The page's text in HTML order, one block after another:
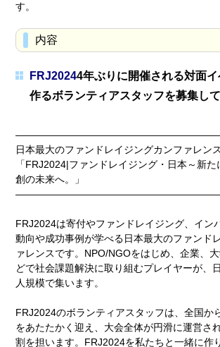
す。
内容
FRJ20244年ぶりに開催される対面
作るボランティアスタッフを募集し
日本最大のファンドレイジングカンファレンス
「FRJ2024|ファンドレイジング・日本～新
創の未来へ。」
FRJ2024は寄付やファンドレイジング、イン
動向や成功事例が学べる日本最大のファンド
ァレンスです。NPO/NGOをはじめ、企業、
どで社会課題解決に取り組むプレイヤーが、
人規模で集います。
FRJ2024のボランティアスタッフは、全国か
をあたたかく迎え、大会全体が円滑に運営さ
割を担います。FRJ2024を私たちと一緒に作